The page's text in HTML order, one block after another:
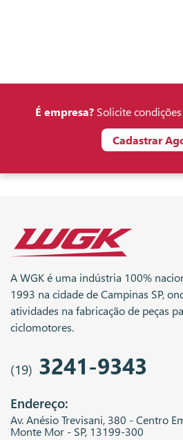
É empresa?Solicite condições
Cadastrar
A WGK é uma indústria 100%
1993 na cidade de Campinas SP,
atividades na fabricação de peças
ciclomotores.
(19) 3241-9343
Endereço:
Av. Anésio Trevisani, 380 - Centro
Monte Mor - SP, 13199-300